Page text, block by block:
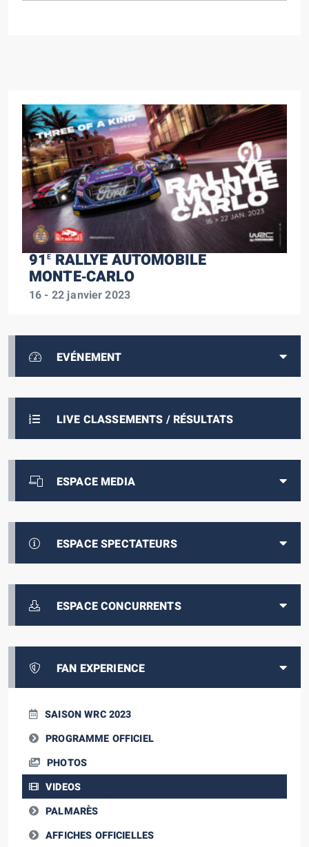
91ERALLYE AUTOMOBILE
MONTE‑CARLO
16 - 22 janvier 2023
EVÉNEMENT
LIVE CLASSEMENTS / RÉSULTATS
ESPACE MEDIA
ESPACE SPECTATEURS
ESPACE CONCURRENTS
FAN EXPERIENCE
SAISON WRC 2023
PROGRAMME OFFICIEL
PHOTOS
VIDEOS
PALMARÈS
AFFICHES OFFICIELLES